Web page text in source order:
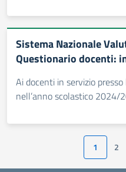
Sistema Nazionale
Questionario docenti:
Ai docenti in servizio presso
nell’anno scolastico 2024/
1 2